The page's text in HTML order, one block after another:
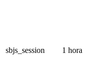
sbjs_session 1 hora